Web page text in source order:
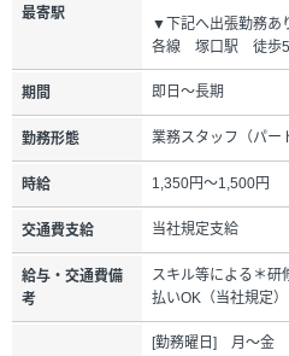
最寄駅
▼下記へ出張勤務あ
各線 塚口駅 徒歩
期間 即日～長期
勤務形態 業務スタッフ（パー
時給 1,350円～1,500円
交通費支給 当社規定支給
給与・交通費備
考
スキル等による＊研
払いOK（当社規定）
[勤務曜日] 月～金